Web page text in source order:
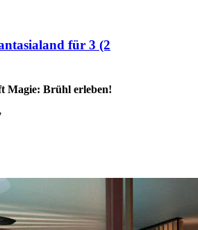
für 3 (2
Magie: Brühl erleben!